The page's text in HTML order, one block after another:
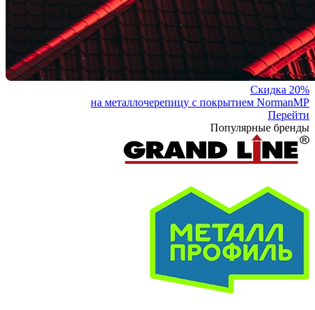
Скидка 20%
на металлочерепицу с покрытием NormanMP
Перейти
Популярные бренды